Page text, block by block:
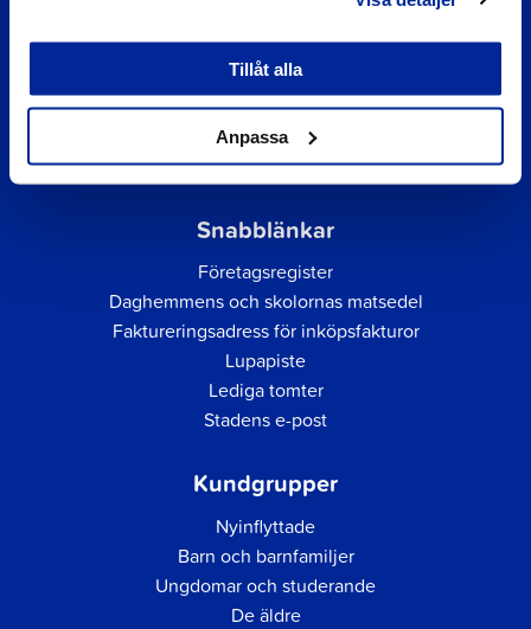
Tillåt alla
Anpassa
Snabblänkar
Företagsregister
Daghemmens och skolornas matsedel
Faktureringsadress för inköpsfakturor
Lupapiste
Lediga tomter
Stadens e-post
Kundgrupper
Nyinflyttade
Barn och barnfamiljer
Ungdomar och studerande
De äldre